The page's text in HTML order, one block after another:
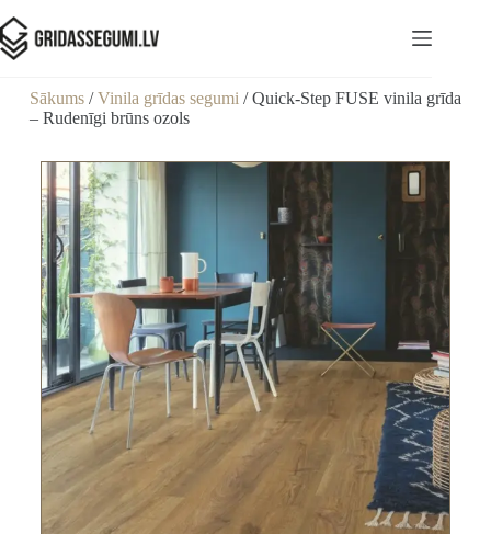
Sākums/Vinila grīdas segumi / Quick-Step FUSE vinila grīda
– Rudenīgi brūns ozols